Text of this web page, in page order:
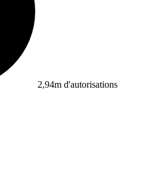
2,94m d'autorisations